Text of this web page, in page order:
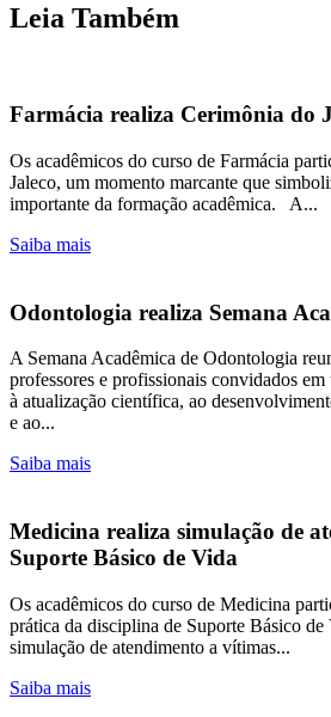
Leia Também
Farmácia realiza Cerimônia do
Os acadêmicos do curso de Farmácia
Jaleco, um momento marcante que
importante da formação acadêmica. A...
Saiba mais
Odontologia realiza Semana
A Semana Acadêmica de Odontologia
professores e profissionais convidados
à atualização científica, ao
e ao...
Saiba mais
Medicina realiza simulação de
Suporte Básico de Vida
Os acadêmicos do curso de Medicina
prática da disciplina de Suporte Básico
simulação de atendimento a vítimas...
Saiba mais